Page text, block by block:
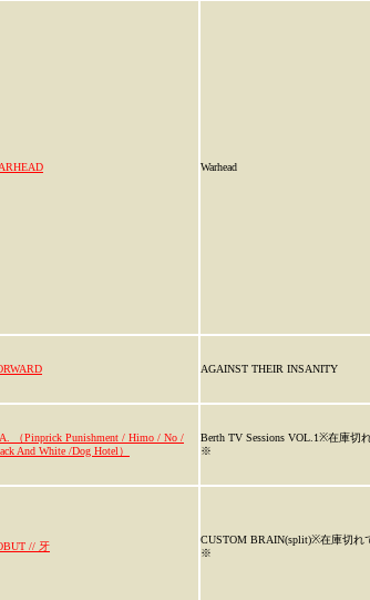
Warhead
AGAINST THEIR INSANITY
（Pinprick Punishment / Himo / No /
And White /Dog Hotel）
Berth TV Sessions VOL.1※在庫切
※
// 牙
CUSTOM BRAIN(split)※在庫切れ
※